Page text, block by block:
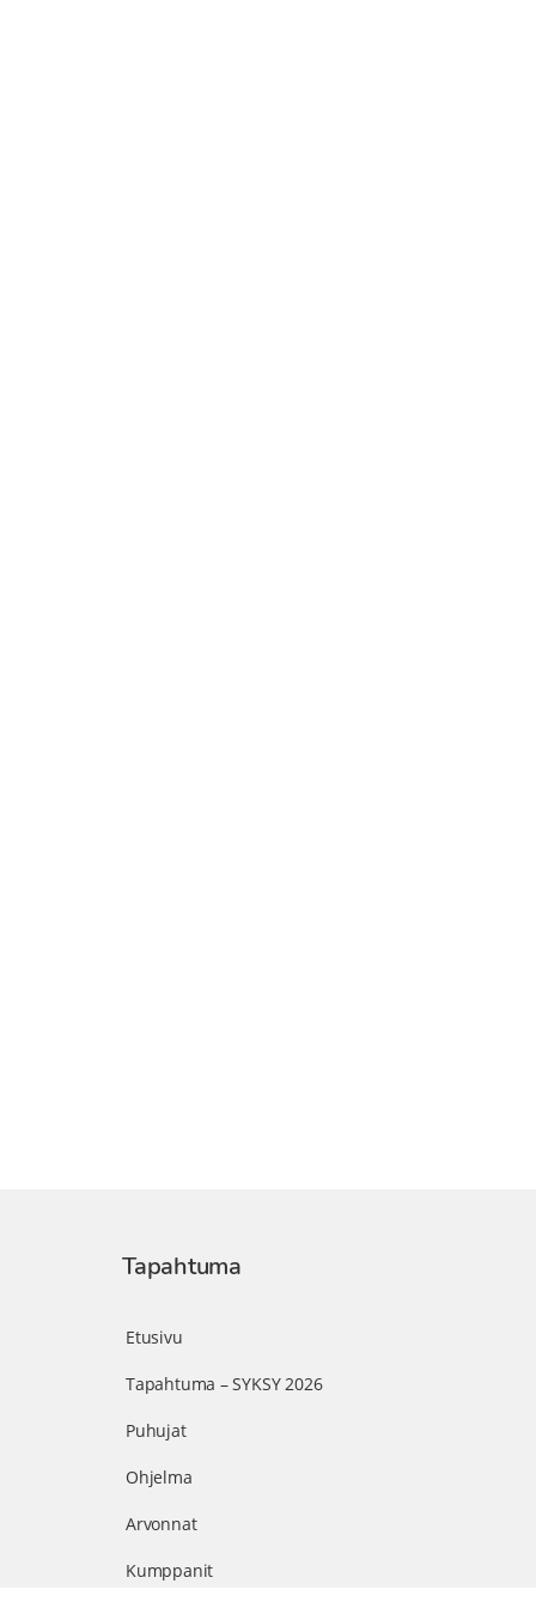
Tapahtuma
Etusivu
Tapahtuma – SYKSY 2026
Puhujat
Ohjelma
Arvonnat
Kumppanit